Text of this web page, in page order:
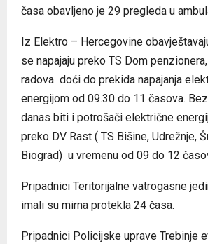
časa obavljeno je 29 pregleda u
Iz Elektro – Hercegovine
se napajaju preko TS Dom
radova doći do prekida napajanja
energijom od 09.30 do 11 časova.
danas biti i potrošači električne
preko DV Rast ( TS Bišine, Udrežnje,
Biograd) u vremenu od 09 do 12
Pripadnici Teritorijalne vatrogasne
imali su mirna protekla 24 časa.
Pripadnici Policijske uprave Trebinje